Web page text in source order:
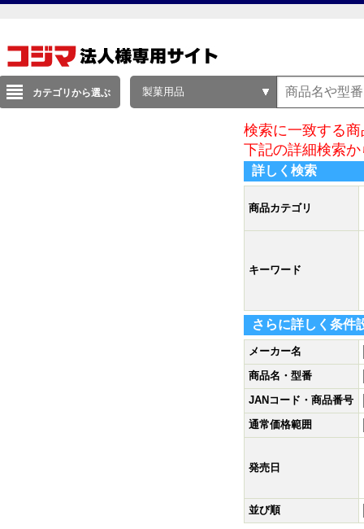
カテゴリから選ぶ 製菓用品
検索に一致する
下記の詳細検索
詳しく検索
商品カテゴリ
キーワード
さらに詳しく条件
メーカー名
商品名・型番
JANコード・商品番号
通常価格範囲
発売日
並び順